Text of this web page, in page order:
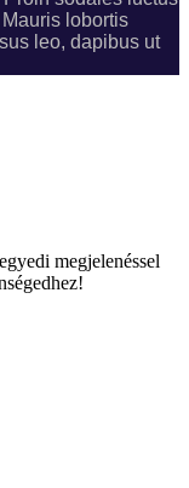
lobortis
leo, dapibus ut
megjelenéssel